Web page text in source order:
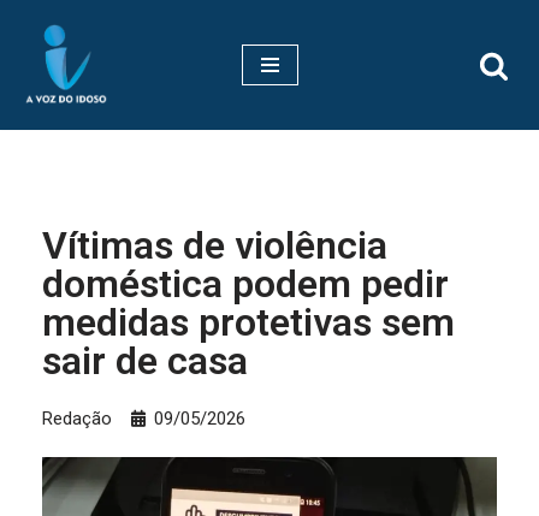
Pular
para
Vítimas de violência
doméstica podem pedir
medidas protetivas sem
sair de casa
Redação 09/05/2026